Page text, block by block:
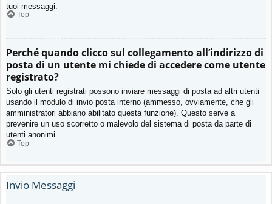
tuoi messaggi.
Top
Perché quando clicco sul collegamento all’indirizzo di
posta di un utente mi chiede di accedere come utente
registrato?
Solo gli utenti registrati possono inviare messaggi di posta ad altri utenti
usando il modulo di invio posta interno (ammesso, ovviamente, che gli
amministratori abbiano abilitato questa funzione). Questo serve a
prevenire un uso scorretto o malevolo del sistema di posta da parte di
utenti anonimi.
Top
Invio Messaggi